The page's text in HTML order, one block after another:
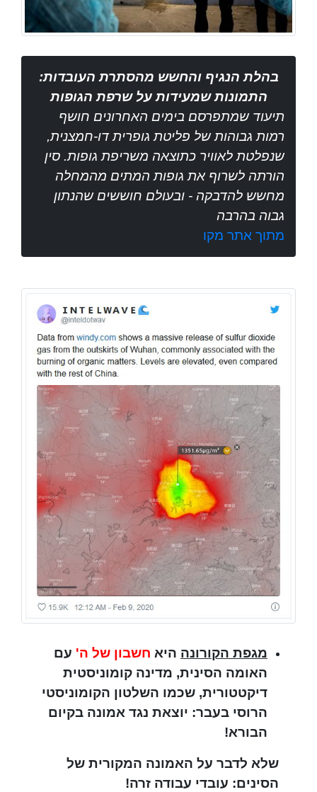
בהלת הנגיף והחשש מהסתרת העובדות:
התמונות שמעידות על שרפת הגופות
תיעוד שמתפרסם בימים האחרונים חושף
רמות גבוהות של פליטת גופרית דו-חמצנית,
שנפלטת לאוויר כתוצאה משריפת גופות. סין
הורתה לשרוף את גופות המתים מהמחלה
מחשש להדבקה - ובעולם חוששים שהנתון
גבוה בהרבה
מתוך אתר מקו
מגפת הקורונה היא חשבון של ה' עם
האומה הסינית, מדינה קומוניסטית
דיקטטורית, שכמו השלטון הקומוניסטי
הרוסי בעבר: יוצאת נגד אמונה בקיום
הבורא!
שלא לדבר על האמונה המקורית של
הסינים: עובדי עבודה זרה!